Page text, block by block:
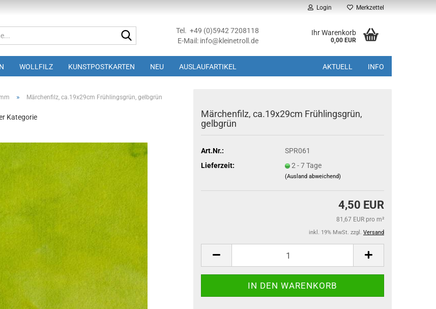
Login Merkzettel
Tel. +49 (0)5942 7208118
E-Mail: info@kleinetroll.de
Ihr Warenkorb
0,00 EUR
WOLLFILZ KUNSTPOSTKARTEN NEU AUSLAUFARTIKEL AKTUELL INFO
» Märchenfilz, ca.19x29cm Frühlingsgrün, gelbgrün
Kategorie
Märchenfilz, ca.19x29cm Frühlingsgrün,
gelbgrün
Art.Nr.:
SPR061
Lieferzeit:
2 - 7 Tage
(Ausland abweichend)
4,50 EUR
81,67 EUR pro m²
inkl. 19% MwSt. zzgl. Versand